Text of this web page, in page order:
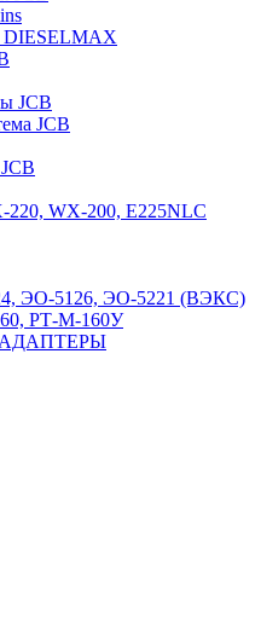
DIESELMAX
JCB
JCB
220, WX-200, E225NLC
ЭО-5126, ЭО-5221 (ВЭКС)
РТ-М-160У